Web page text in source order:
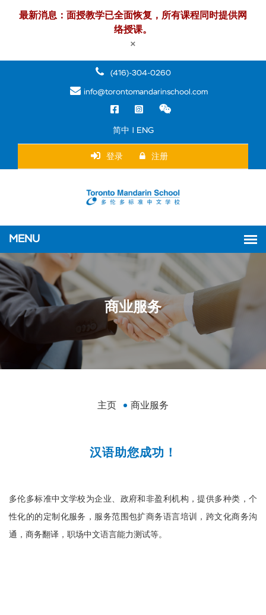
最新消息：面授教学已全面恢复，所有课程同时提供网
络授课。
×
(416)-304-0260
info@torontomandarinschool.com
简中 | ENG
登录 注册
商业服务
主页 商业服务
汉语助您成功！
多伦多标准中文学校为企业、政府和非盈利机构，提供多种类，个
性化的的定制化服务，服务范围包扩商务语言培训，跨文化商务沟
通，商务翻译，职场中文语言能力测试等。